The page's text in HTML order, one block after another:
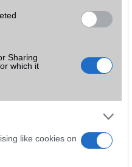
Sharing
which it
like cookies on
Tovább a bolthoz
Tovább a bolthoz